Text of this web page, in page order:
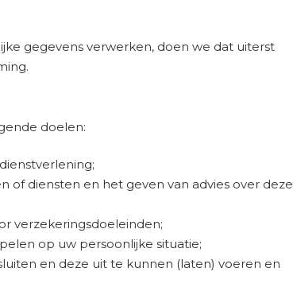
gegevens verwerken, doen we dat uiterst
doelen:
diensten en het geven van advies over deze
verzekeringsdoeleinden;
op uw persoonlijke situatie;
en deze uit te kunnen (laten) voeren en